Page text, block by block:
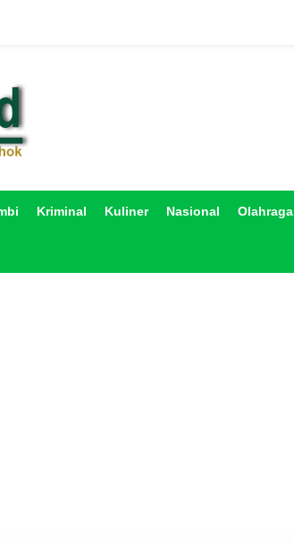
Kriminal Kuliner Nasional Olahraga